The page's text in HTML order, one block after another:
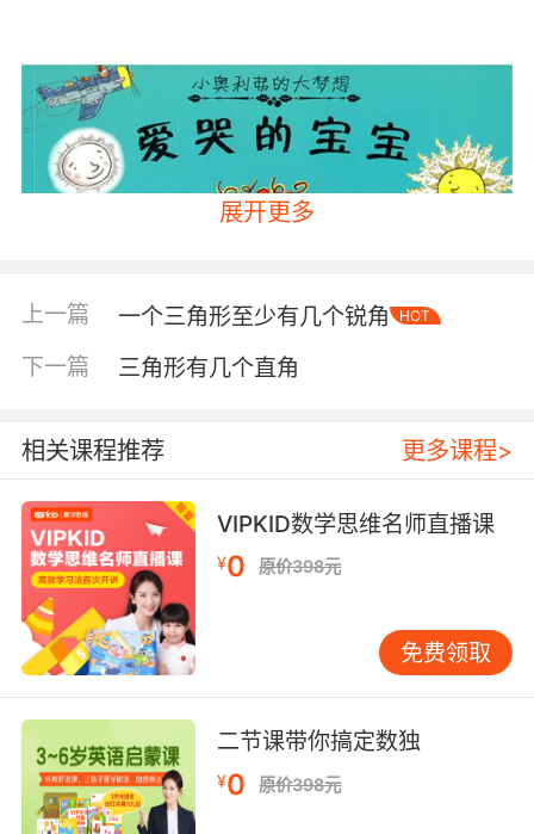
内容简介
梦的冒险，从来都是每一个孩子心灵成长中最关
的旅程。一个小男孩的斑斓四射的梦境在这里展
开了。要知道，有梦的孩子才是最幸福的。
展开更多
上一篇 一个三角形至少有几个锐角 HOT
下一篇 三角形有几个直角
相关课程推荐 更多课程>
VIPKID数学思维名师直播课
¥0 原价398元
免费领取
二节课带你搞定数独
¥0 原价398元